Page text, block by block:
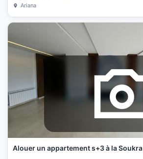
Ariana
Alouer un appartement s+3 à la Soukra